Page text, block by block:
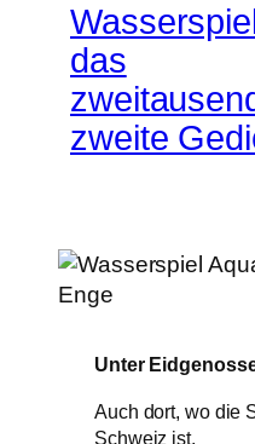
das
zweite
Unter
Auch dort, wo die
Schweiz ist,